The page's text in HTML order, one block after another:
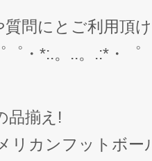
質問にとご利用頂
゜・*:.。..。.:*・
品揃え!
リカンフットボー